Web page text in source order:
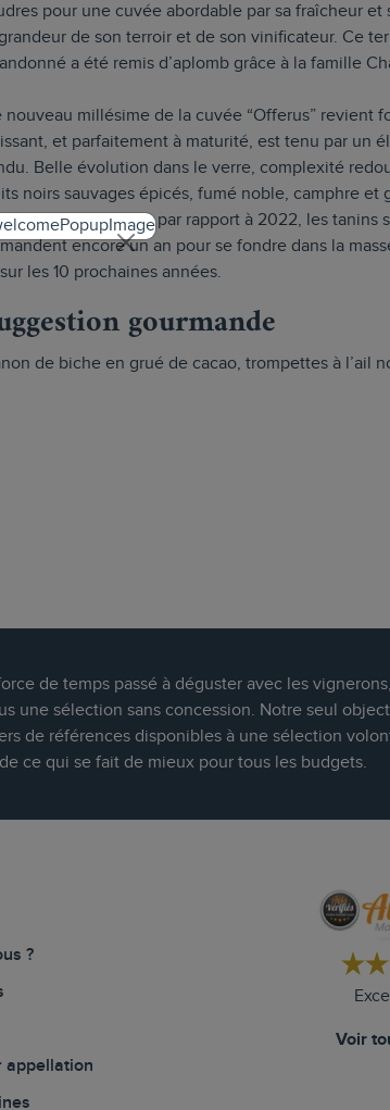
pour une cuvée abordable par sa fraîcheur
de son terroir et de son vinificateur. Ce
a été remis d’aplomb grâce à la famille
nouveau millésime de la cuvée “Offerus” revient
et parfaitement à maturité, est tenu par un
Belle évolution dans le verre, complexité
noirs sauvages épicés, fumé noble, camphre et
et en structure par rapport à 2022, les tanins
encore un an pour se fondre dans la
les 10 prochaines années.
gourmande
de biche en grué de cacao, trompettes à l’ail
de temps passé à déguster avec les
une sélection sans concession. Notre seul
de références disponibles à une sélection
ce qui se fait de mieux pour tous les budgets.
?
appellation
Voir